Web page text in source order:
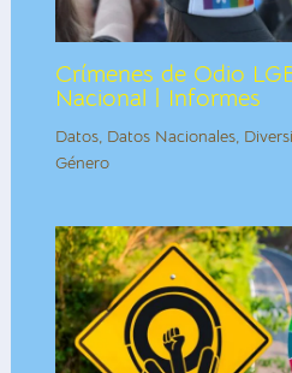
Crímenes de Odio
Nacional | Informes
Datos, Datos Nacionales,
Género